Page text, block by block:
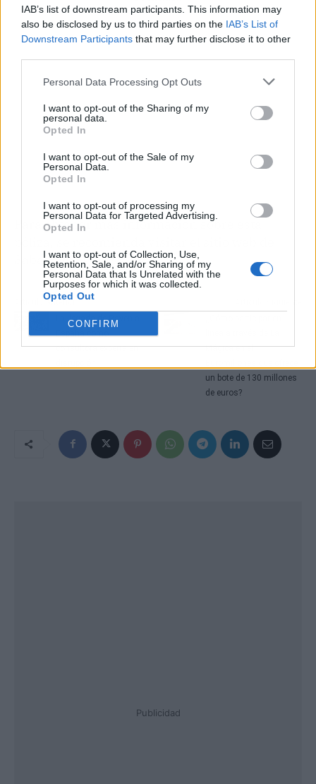
IAB’s list of downstream participants. This information may
also be disclosed by us to third parties on the IAB’s List of
Downstream Participants that may further disclose it to other
Personal Data Processing Opt Outs
I want to opt-out of the Sharing of my
personal data.
Opted In
I want to opt-out of the Sale of my
Personal Data.
Opted In
I want to opt-out of processing my
Personal Data for Targeted Advertising.
Opted In
I want to opt-out of Collection, Use,
Retention, Sale, and/or Sharing of my
Personal Data that Is Unrelated with the
Purposes for which it was collected.
Opted Out
CONFIRM
Para obtener más información sobre esta
Sabadell Seguros.
Artículo anterior
La llegada de Raven a
España como
consultora experta en
Mágica en el
un bote de 130 millones
de euros?
Publicidad